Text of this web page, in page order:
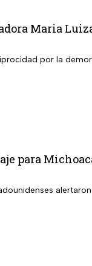
Maria
por la
para